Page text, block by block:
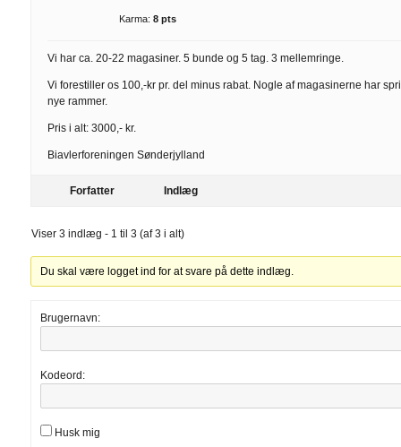
Karma: 8 pts
Vi har ca. 20-22 magasiner. 5 bunde og 5 tag. 3 mellemringe.
Vi forestiller os 100,-kr pr. del minus rabat. Nogle af magasinerne har
nye rammer.
Pris i alt: 3000,- kr.
Biavlerforeningen Sønderjylland
Forfatter Indlæg
Viser 3 indlæg - 1 til 3 (af 3 i alt)
Du skal være logget ind for at svare på dette indlæg.
Brugernavn:
Kodeord:
Husk mig